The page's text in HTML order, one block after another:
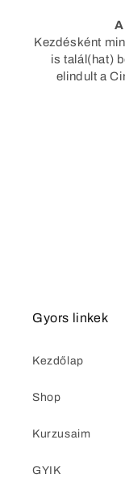
Hasznos,
Gyors linkek
Kezdőlap
Shop
Kurzusaim
GYIK